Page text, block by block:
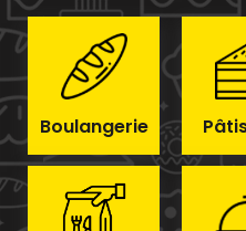
Boulangerie